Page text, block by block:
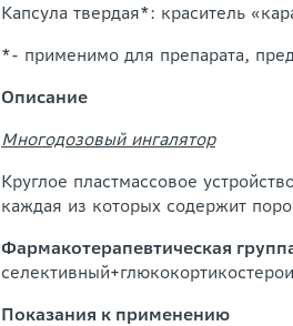
Капсула твердая*: краситель
*- применимо для препарата,
Описание
Многодозовый ингалятор
Круглое пластмассовое
каждая из которых содержит
Фармакотерапевтическая
Показания к применению